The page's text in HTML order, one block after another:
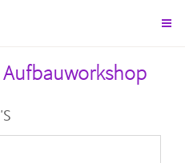
Aufbauworkshop